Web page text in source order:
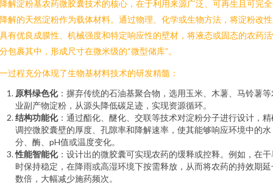
解淀粉基农药微胶囊技术的核心，在于利用来源广泛、可再生且可完
解的天然淀粉作为载体材料。通过物理、化学或生物方法，将淀粉改
有优良成膜性、机械强度和特定响应性的壁材，将液态或固态的农药
包裹其中，形成尺寸在微米级的“微型储库”。
过程充分体现了生物基材料技术的研发精髓：
原料绿色化：摒弃传统的石油基聚合物，选用玉米、木薯、马铃薯等
业副产物淀粉，从源头降低碳足迹，实现资源循环。
结构功能化：通过酯化、醚化、交联等技术对淀粉分子进行设计，精
调控微胶囊壁的厚度、孔隙率和降解速率，使其能够响应环境中的水
分、酶、pH值或温度变化。
性能智能化：设计出的微胶囊可实现农药的缓释或控释。例如，在干
时保持稳定，在降雨或高湿环境下按需释放，从而将农药的持效期延
数倍，大幅减少施药频次。